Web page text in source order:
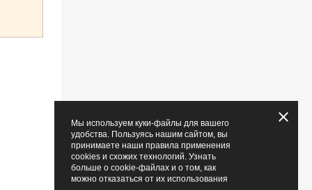
Мы используем куки-файлы для вашего
удобства. Пользуясь нашим сайтом, вы
принимаете наши правила применения
cookies и схожих технологий. Узнать
больше о cookie-файлах и о том, как
можно отказаться от их использования